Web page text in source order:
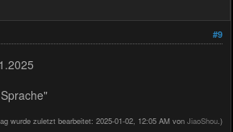
#9
wurde zuletzt bearbeitet: 2025-01-02, 12:05 AM von JiaoShou.)